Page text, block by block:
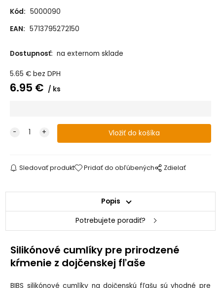
Kód: 5000090
EAN: 5713795272150
Dostupnosť: na externom sklade
5.65 € bez DPH
6.95 € ks
Sledovať produkt Pridať do obľúbených Zdielať
Popis
Potrebujete poradiť?
Silikónové cumlíky pre prirodzené
kŕmenie z dojčenskej fľaše
BIBS silikónové cumlíky na dojčenskú fľašu sú vhodné pre